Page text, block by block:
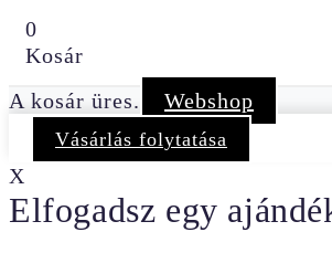
0
Kosár
A kosár üres.
Webshop
Vásárlás folytatása
X
Elfogadsz egy